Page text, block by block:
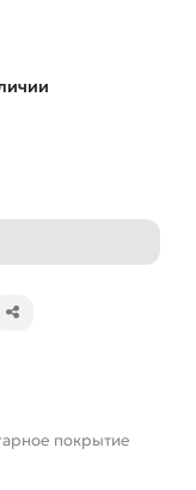
покрытие